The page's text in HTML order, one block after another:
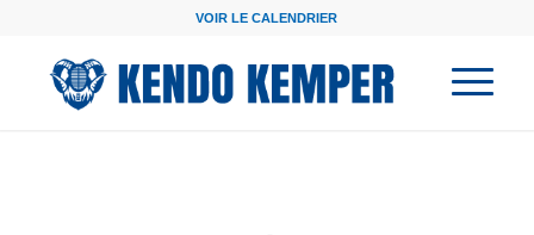
VOIR LE CALENDRIER